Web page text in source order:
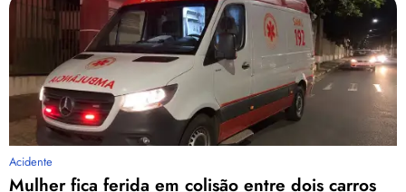
Acidente
Mulher fica ferida em colisão entre dois carros